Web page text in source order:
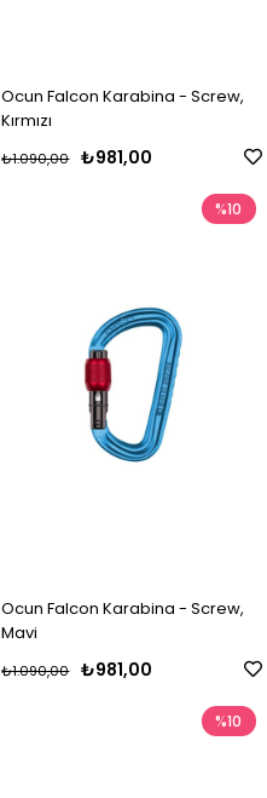
Ocun Falcon Karabina - Screw,
Kırmızı
₺981,00
₺1.090,00
Ocun Falcon Karabina - Screw,
Mavi
₺981,00
₺1.090,00
%10
%10